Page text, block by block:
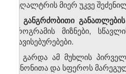
ბუღალტრის მიერ უკვე
გ) განგრძობითი
პროგრამის მიზნები,
თავისებურებები.
2. გარდა ამ მუხლის
კანონითა და სფეროს